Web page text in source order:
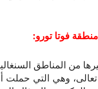
فوتا تورو:
من المناطق
وهي التي حملت